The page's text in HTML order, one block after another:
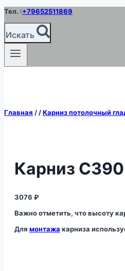
Перейти
содержимому
Тел. :+79652511869
Искать
Главная / /Карниз потолочный
Карниз C390
3076 ₽
Важно отметить, что высоту
Для монтажа карниза